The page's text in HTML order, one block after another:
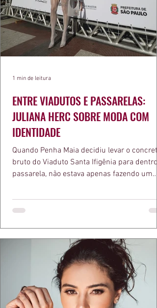
ENTRE VIADUTOS E PASSARELAS:
JULIANA HERC SOBRE MODA COM
IDENTIDADE
Quando Penha Maia decidiu levar o concreto
bruto do Viaduto Santa Ifigênia para dentro
passarela, não estava apenas fazendo um
a apresentadora e influenciadora Juliana
defende há tempos, o de que moda
estruturas geométricas, volumes
aquele concreto aparente típico da
arquitetura paulistana em peças de vestir,
1 min de leitura